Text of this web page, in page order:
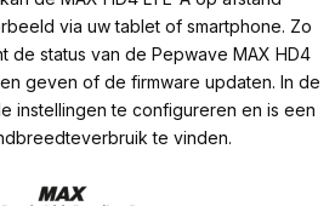
via uw tablet of smartphone. Zo
de status van de Pepwave MAX HD4
geven of de firmware updaten. In de
instellingen te configureren en is een
te vinden.